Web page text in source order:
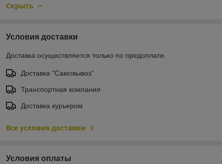
Скрыть
Условия доставки
Доставка осуществляется только по предоплате.
Доставка "Самовывоз"
Транспортная компания
Доставка курьером
Все условия доставки
Условия оплаты